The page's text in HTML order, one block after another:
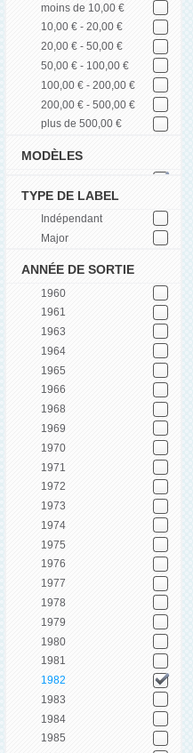
moins de 10,00 €
10,00 € - 20,00 €
20,00 € - 50,00 €
50,00 € - 100,00 €
100,00 € - 200,00 €
200,00 € - 500,00 €
plus de 500,00 €
MODÈLES
TYPE DE LABEL
Indépendant
Major
ANNÉE DE SORTIE
1960
1961
1963
1964
1965
1966
1968
1969
1970
1971
1972
1973
1974
1975
1976
1977
1978
1979
1980
1981
1982
1983
1984
1985